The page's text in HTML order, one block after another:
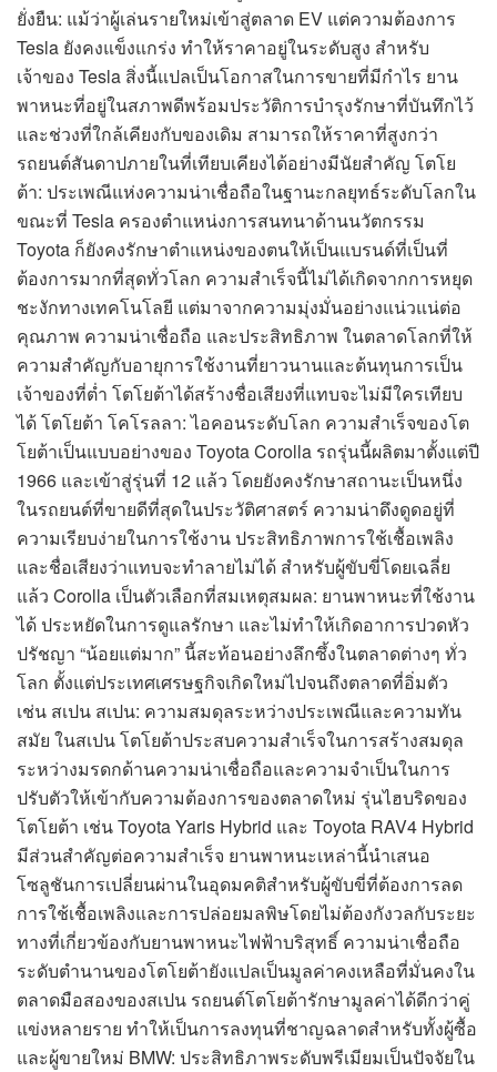
ยั่งยืน: แม้ว่าผู้เล่นรายใหม่เข้าสู่ตลาด EV แต่ความต้องการ
Tesla ยังคงแข็งแกร่ง ทำให้ราคาอยู่ในระดับสูง สำหรับ
เจ้าของ Tesla สิ่งนี้แปลเป็นโอกาสในการขายที่มีกำไร ยาน
พาหนะที่อยู่ในสภาพดีพร้อมประวัติการบำรุงรักษาที่บันทึกไว้
และช่วงที่ใกล้เคียงกับของเดิม สามารถให้ราคาที่สูงกว่า
รถยนต์สันดาปภายในที่เทียบเคียงได้อย่างมีนัยสำคัญ โตโย
ต้า: ประเพณีแห่งความน่าเชื่อถือในฐานะกลยุทธ์ระดับโลกใน
ขณะที่ Tesla ครองตำแหน่งการสนทนาด้านนวัตกรรม
Toyota ก็ยังคงรักษาตำแหน่งของตนให้เป็นแบรนด์ที่เป็นที่
ต้องการมากที่สุดทั่วโลก ความสำเร็จนี้ไม่ได้เกิดจากการหยุด
ชะงักทางเทคโนโลยี แต่มาจากความมุ่งมั่นอย่างแน่วแน่ต่อ
คุณภาพ ความน่าเชื่อถือ และประสิทธิภาพ ในตลาดโลกที่ให้
ความสำคัญกับอายุการใช้งานที่ยาวนานและต้นทุนการเป็น
เจ้าของที่ต่ำ โตโยต้าได้สร้างชื่อเสียงที่แทบจะไม่มีใครเทียบ
ได้ โตโยต้า โคโรลลา: ไอคอนระดับโลก ความสำเร็จของโต
โยต้าเป็นแบบอย่างของ Toyota Corolla รถรุ่นนี้ผลิตมาตั้งแต่ปี
1966 และเข้าสู่รุ่นที่ 12 แล้ว โดยยังคงรักษาสถานะเป็นหนึ่ง
ในรถยนต์ที่ขายดีที่สุดในประวัติศาสตร์ ความน่าดึงดูดอยู่ที่
ความเรียบง่ายในการใช้งาน ประสิทธิภาพการใช้เชื้อเพลิง
และชื่อเสียงว่าแทบจะทำลายไม่ได้ สำหรับผู้ขับขี่โดยเฉลี่ย
แล้ว Corolla เป็นตัวเลือกที่สมเหตุสมผล: ยานพาหนะที่ใช้งาน
ได้ ประหยัดในการดูแลรักษา และไม่ทำให้เกิดอาการปวดหัว
ปรัชญา “น้อยแต่มาก” นี้สะท้อนอย่างลึกซึ้งในตลาดต่างๆ ทั่ว
โลก ตั้งแต่ประเทศเศรษฐกิจเกิดใหม่ไปจนถึงตลาดที่อิ่มตัว
เช่น สเปน สเปน: ความสมดุลระหว่างประเพณีและความทัน
สมัย ในสเปน โตโยต้าประสบความสำเร็จในการสร้างสมดุล
ระหว่างมรดกด้านความน่าเชื่อถือและความจำเป็นในการ
ปรับตัวให้เข้ากับความต้องการของตลาดใหม่ รุ่นไฮบริดของ
โตโยต้า เช่น Toyota Yaris Hybrid และ Toyota RAV4 Hybrid
มีส่วนสำคัญต่อความสำเร็จ ยานพาหนะเหล่านี้นำเสนอ
โซลูชันการเปลี่ยนผ่านในอุดมคติสำหรับผู้ขับขี่ที่ต้องการลด
การใช้เชื้อเพลิงและการปล่อยมลพิษโดยไม่ต้องกังวลกับระยะ
ทางที่เกี่ยวข้องกับยานพาหนะไฟฟ้าบริสุทธิ์ ความน่าเชื่อถือ
ระดับตำนานของโตโยต้ายังแปลเป็นมูลค่าคงเหลือที่มั่นคงใน
ตลาดมือสองของสเปน รถยนต์โตโยต้ารักษามูลค่าได้ดีกว่าคู่
แข่งหลายราย ทำให้เป็นการลงทุนที่ชาญฉลาดสำหรับทั้งผู้ซื้อ
และผู้ขายใหม่ BMW: ประสิทธิภาพระดับพรีเมียมเป็นปัจจัยใน